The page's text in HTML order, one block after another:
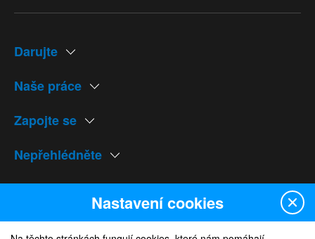
Darujte
Naše práce
Zapojte se
Nepřehlédněte
Naše weby
Nastavení cookies